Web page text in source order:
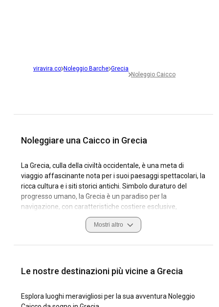
viravira.co Noleggio Barche Grecia
Noleggio Caicco
Noleggiare una Caicco in Grecia
La Grecia, culla della civiltà occidentale, è una meta di
viaggio affascinante nota per i suoi paesaggi spettacolari, la
ricca cultura e i siti storici antichi. Simbolo duraturo del
progresso umano, la Grecia è un paradiso per la
navigazione, con caratteristiche costiere esclusive,
condizioni di navigazione favorevoli e marine ben
attrezzate sparse nei mari Egeo e Ionio.
Noleggia una caicco in Grecia ed esplora l'unico mix di
isole tranquille cariche di fascino e immerse tra uliveti
profumati, spiagge dorate e acque cristalline turchesi.
ineguagliabile e le usanze senza tempo che offrono
Mostri altro
Le nostre destinazioni più vicine a Grecia
Esplora luoghi meravigliosi per la sua avventura Noleggio